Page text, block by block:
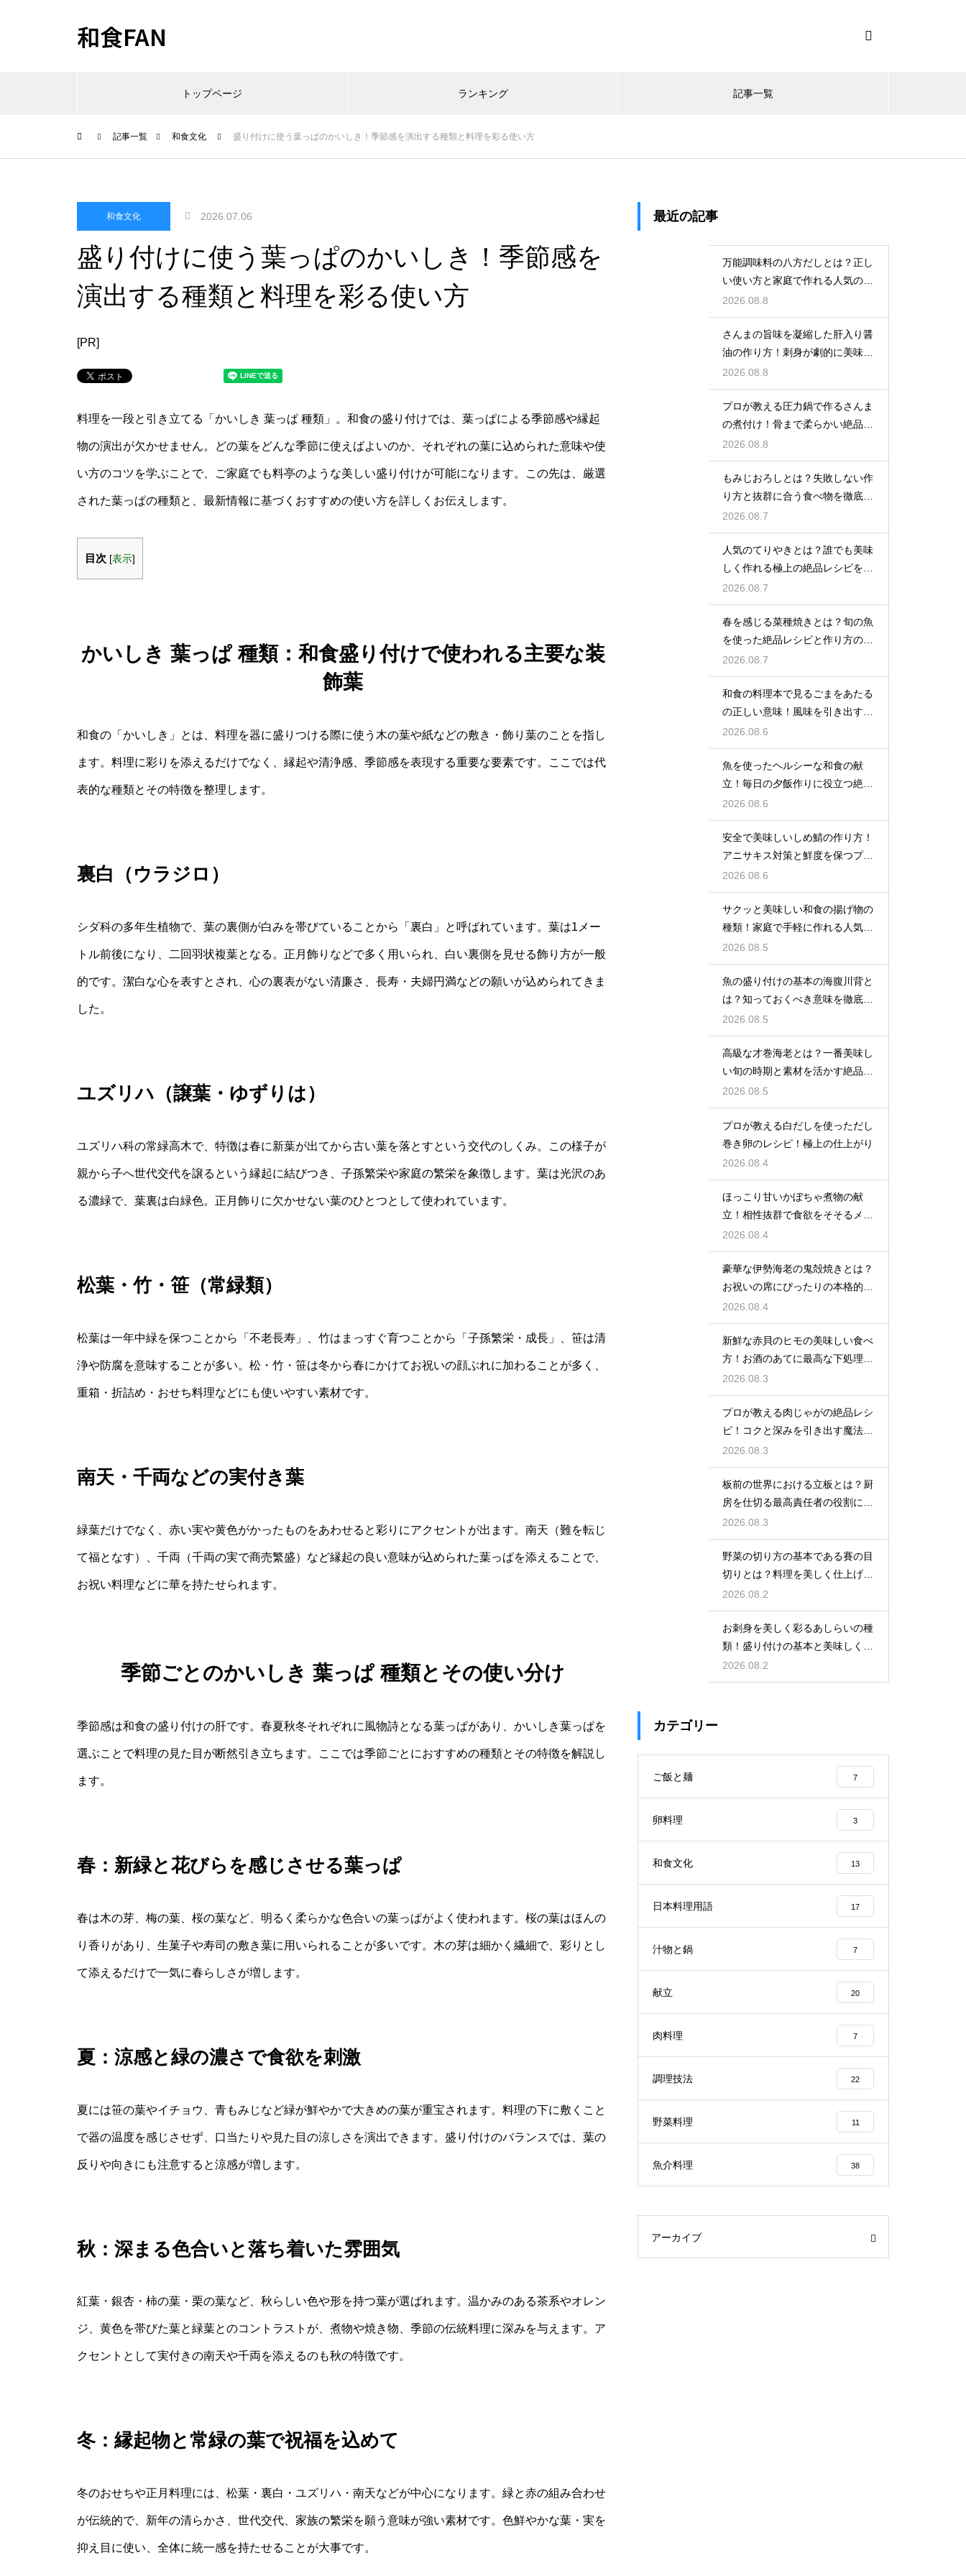
和食FAN
トップページ ランキング 記事一覧
記事一覧 和食文化 盛り付けに使う葉っぱのかいしき！季節感を演出する種類と料理を彩る使い方
和食文化 2026.07.06
盛り付けに使う葉っぱのかいしき！季節感を
演出する種類と料理を彩る使い方
[PR]
料理を一段と引き立てる「かいしき 葉っぱ 種類」。和食の盛り付けでは、葉っぱによる季節感や縁起
物の演出が欠かせません。どの葉をどんな季節に使えばよいのか、それぞれの葉に込められた意味や使
い方のコツを学ぶことで、ご家庭でも料亭のような美しい盛り付けが可能になります。この先は、厳選
された葉っぱの種類と、最新情報に基づくおすすめの使い方を詳しくお伝えします。
目次 [表示]
かいしき 葉っぱ 種類：和食盛り付けで使われる主要な装
飾葉
和食の「かいしき」とは、料理を器に盛りつける際に使う木の葉や紙などの敷き・飾り葉のことを指し
ます。料理に彩りを添えるだけでなく、縁起や清浄感、季節感を表現する重要な要素です。ここでは代
表的な種類とその特徴を整理します。
裏白（ウラジロ）
シダ科の多年生植物で、葉の裏側が白みを帯びていることから「裏白」と呼ばれています。葉は1メー
トル前後になり、二回羽状複葉となる。正月飾りなどで多く用いられ、白い裏側を見せる飾り方が一般
的です。潔白な心を表すとされ、心の裏表がない清廉さ、長寿・夫婦円満などの願いが込められてきま
した。
ユズリハ（譲葉・ゆずりは）
ユズリハ科の常緑高木で、特徴は春に新葉が出てから古い葉を落とすという交代のしくみ。この様子が
親から子へ世代交代を譲るという縁起に結びつき、子孫繁栄や家庭の繁栄を象徴します。葉は光沢のあ
る濃緑で、葉裏は白緑色。正月飾りに欠かせない葉のひとつとして使われています。
松葉・竹・笹（常緑類）
松葉は一年中緑を保つことから「不老長寿」、竹はまっすぐ育つことから「子孫繁栄・成長」、笹は清
浄や防腐を意味することが多い。松・竹・笹は冬から春にかけてお祝いの顔ぶれに加わることが多く、
重箱・折詰め・おせち料理などにも使いやすい素材です。
南天・千両などの実付き葉
緑葉だけでなく、赤い実や黄色がかったものをあわせると彩りにアクセントが出ます。南天（難を転じ
て福となす）、千両（千両の実で商売繁盛）など縁起の良い意味が込められた葉っぱを添えることで、
お祝い料理などに華を持たせられます。
季節ごとのかいしき 葉っぱ 種類とその使い分け
季節感は和食の盛り付けの肝です。春夏秋冬それぞれに風物詩となる葉っぱがあり、かいしき葉っぱを
選ぶことで料理の見た目が断然引き立ちます。ここでは季節ごとにおすすめの種類とその特徴を解説し
ます。
春：新緑と花びらを感じさせる葉っぱ
春は木の芽、梅の葉、桜の葉など、明るく柔らかな色合いの葉っぱがよく使われます。桜の葉はほんの
り香りがあり、生菓子や寿司の敷き葉に用いられることが多いです。木の芽は細かく繊細で、彩りとし
て添えるだけで一気に春らしさが増します。
夏：涼感と緑の濃さで食欲を刺激
夏には笹の葉やイチョウ、青もみじなど緑が鮮やかで大きめの葉が重宝されます。料理の下に敷くこと
で器の温度を感じさせず、口当たりや見た目の涼しさを演出できます。盛り付けのバランスでは、葉の
反りや向きにも注意すると涼感が増します。
秋：深まる色合いと落ち着いた雰囲気
紅葉・銀杏・柿の葉・栗の葉など、秋らしい色や形を持つ葉が選ばれます。温かみのある茶系やオレン
ジ、黄色を帯びた葉と緑葉とのコントラストが、煮物や焼き物、季節の伝統料理に深みを与えます。ア
クセントとして実付きの南天や千両を添えるのも秋の特徴です。
冬：縁起物と常緑の葉で祝福を込めて
冬のおせちや正月料理には、松葉・裏白・ユズリハ・南天などが中心になります。緑と赤の組み合わせ
が伝統的で、新年の清らかさ、世代交代、家族の繁栄を願う意味が強い素材です。色鮮やかな葉・実を
抑え目に使い、全体に統一感を持たせることが大事です。
最近の記事
万能調味料の八方だしとは？正し
い使い方と家庭で作れる人気のレ
シピ
2026.08.8
さんまの旨味を凝縮した肝入り醤
油の作り方！刺身が劇的に美味く
なる裏ワザ
2026.08.8
プロが教える圧力鍋で作るさんま
の煮付け！骨まで柔らかい絶品の
仕上がり
2026.08.8
もみじおろしとは？失敗しない作
り方と抜群に合う食べ物を徹底紹
介
2026.08.7
人気のてりやきとは？誰でも美味
しく作れる極上の絶品レシピを紹
介
2026.08.7
春を感じる菜種焼きとは？旬の魚
を使った絶品レシピと作り方のコ
ツ
2026.08.7
和食の料理本で見るごまをあたる
の正しい意味！風味を引き出すプ
ロの手仕事
2026.08.6
魚を使ったヘルシーな和食の献
立！毎日の夕飯作りに役立つ絶品
レシピ集
2026.08.6
安全で美味しいしめ鯖の作り方！
アニサキス対策と鮮度を保つプロ
の技
2026.08.6
サクッと美味しい和食の揚げ物の
種類！家庭で手軽に作れる人気の
絶品レシピ
2026.08.5
魚の盛り付けの基本の海腹川背と
は？知っておくべき意味を徹底解
説
2026.08.5
高級な才巻海老とは？一番美味し
い旬の時期と素材を活かす絶品レ
シピ
2026.08.5
プロが教える白だしを使っただし
巻き卵のレシピ！極上の仕上がり
2026.08.4
ほっこり甘いかぼちゃ煮物の献
立！相性抜群で食欲をそそるメイ
ン料理を紹介
2026.08.4
豪華な伊勢海老の鬼殻焼きとは？
お祝いの席にぴったりの本格的な
レシピ
2026.08.4
新鮮な赤貝のヒモの美味しい食べ
方！お酒のあてに最高な下処理と
調理法
2026.08.3
プロが教える肉じゃがの絶品レシ
ピ！コクと深みを引き出す魔法の
隠し味
2026.08.3
板前の世界における立板とは？厨
房を仕切る最高責任者の役割に迫
る
2026.08.3
野菜の切り方の基本である賽の目
切りとは？料理を美しく仕上げる
プロのコツ
2026.08.2
お刺身を美しく彩るあしらいの種
類！盛り付けの基本と美味しく食
べる工夫
2026.08.2
カテゴリー
ご飯と麺 7
卵料理 3
和食文化 13
日本料理用語 17
汁物と鍋 7
献立 20
肉料理 7
調理技法 22
野菜料理 11
魚介料理 38
アーカイブ